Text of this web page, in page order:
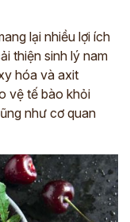
lại nhiều lợi ích
thiện sinh lý nam
hóa và axit
vệ tế bào khỏi
như cơ quan